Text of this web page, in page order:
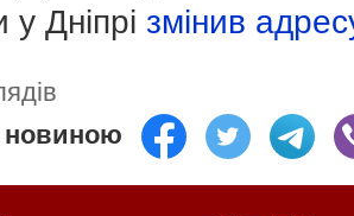
Дніпрі змінив
новиною